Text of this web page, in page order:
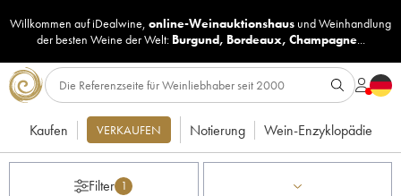
Willkommen auf iDealwine, online-Weinauktionshaus undWeinhandlung
der besten Weine der Welt: Burgund, Bordeaux, Champagne...
Kaufen VERKAUFEN Notierung Wein-Enzyklopädie
Filter 1